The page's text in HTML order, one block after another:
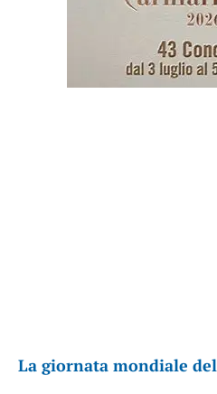
La giornata mondiale